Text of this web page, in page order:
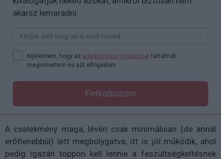
akarsz lemaradni.
Kijelentem, hogy az adatkezelési nyilatkozat tartalmát
megismertem és azt elfogadom.
Feliratkozom
A cselekmény maga, lévén csak minimálisan (de annál
erőtlenebbül) lett megbolygatva, itt is jól működik, ahol
pedig igazán toppon kell lennie a feszültségkeltésnek